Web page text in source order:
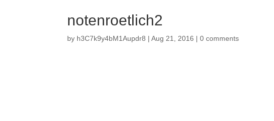
notenroetlich2
by h3C7k9y4bM1Aupdr8 |Aug 21, 2016 |0 comments